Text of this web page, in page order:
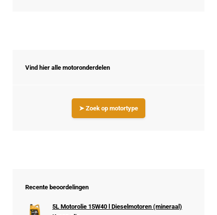
Vind hier alle motoronderdelen
➤ Zoek op motortype
Recente beoordelingen
5L Motorolie 15W40 l Dieselmotoren (mineraal)